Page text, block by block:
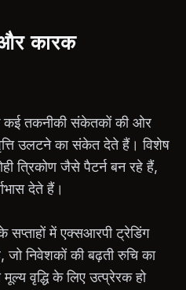
कारक
कई तकनीकी संकेतकों की ओर
उलटने का संकेत देते हैं। विशेष
त्रिकोण जैसे पैटर्न बन रहे हैं,
देते हैं।
सप्ताहों में एक्सआरपी ट्रेडिंग
जो निवेशकों की बढ़ती रुचि का
वृद्धि के लिए उत्प्रेरक हो